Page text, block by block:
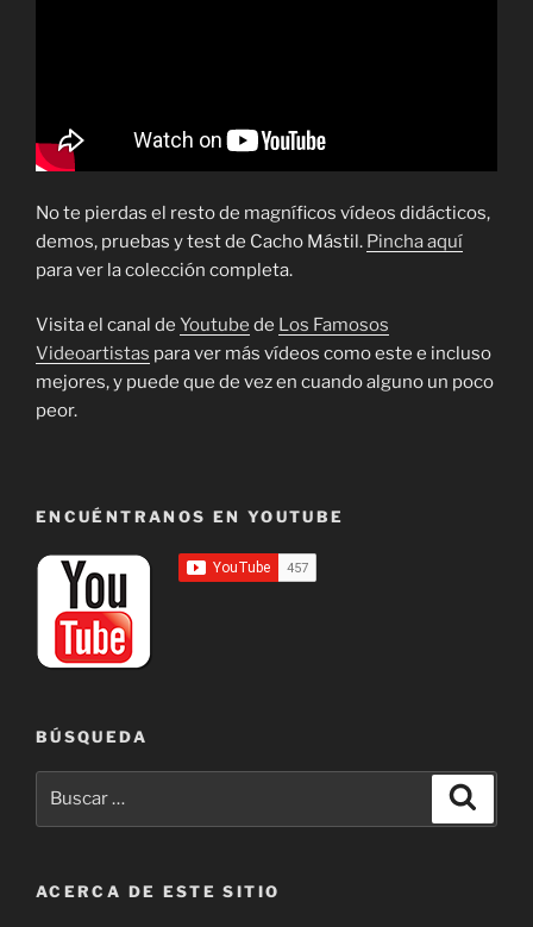
No te pierdas el resto de magníficos vídeos didácticos,
demos, pruebas y test de Cacho Mástil. Pincha aquí
para ver la colección completa.
Visita el canal de Youtube de Los Famosos
Videoartistas para ver más vídeos como este e incluso
mejores, y puede que de vez en cuando alguno un poco
peor.
ENCUÉNTRANOS EN YOUTUBE
BÚSQUEDA
ACERCA DE ESTE SITIO